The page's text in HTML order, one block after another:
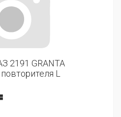
2191 GRANTA
L